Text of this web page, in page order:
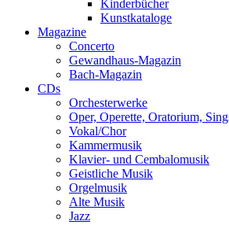
Kinderbücher
Kunstkataloge
Magazine
Concerto
Gewandhaus-Magazin
Bach-Magazin
CDs
Orchesterwerke
Oper, Operette, Oratorium,
Vokal/Chor
Kammermusik
Klavier- und Cembalomusik
Geistliche Musik
Orgelmusik
Alte Musik
Jazz